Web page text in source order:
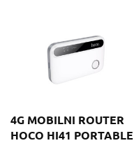
4G MOBILNI ROUTER
HOCO HI41 PORTABLE